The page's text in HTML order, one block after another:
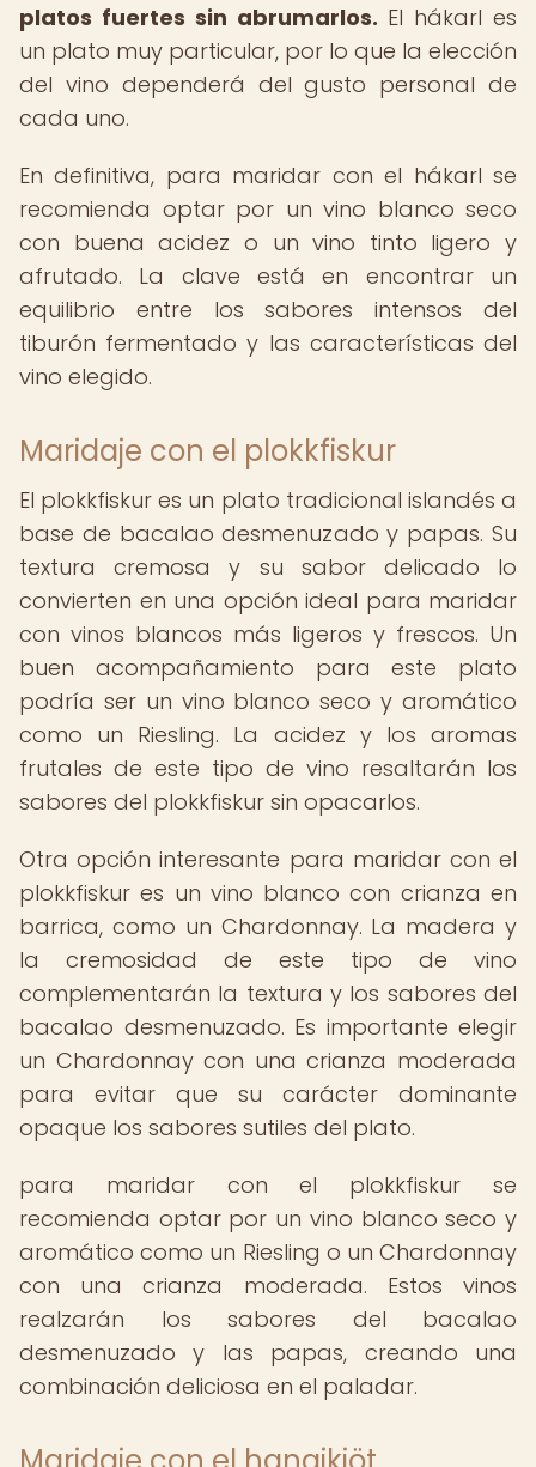
platos fuertes sin abrumarlos. El hákarl es
un plato muy particular, por lo que la elección
del vino dependerá del gusto personal de
cada uno.
En definitiva, para maridar con el hákarl se
recomienda optar por un vino blanco seco
con buena acidez o un vino tinto ligero y
afrutado. La clave está en encontrar un
equilibrio entre los sabores intensos del
tiburón fermentado y las características del
vino elegido.
Maridaje con el plokkfiskur
El plokkfiskur es un plato tradicional islandés a
base de bacalao desmenuzado y papas. Su
textura cremosa y su sabor delicado lo
convierten en una opción ideal para maridar
con vinos blancos más ligeros y frescos. Un
buen acompañamiento para este plato
podría ser un vino blanco seco y aromático
como un Riesling. La acidez y los aromas
frutales de este tipo de vino resaltarán los
sabores del plokkfiskur sin opacarlos.
Otra opción interesante para maridar con el
plokkfiskur es un vino blanco con crianza en
barrica, como un Chardonnay. La madera y
la cremosidad de este tipo de vino
complementarán la textura y los sabores del
bacalao desmenuzado. Es importante elegir
un Chardonnay con una crianza moderada
para evitar que su carácter dominante
opaque los sabores sutiles del plato.
para maridar con el plokkfiskur se
recomienda optar por un vino blanco seco y
aromático como un Riesling o un Chardonnay
con una crianza moderada. Estos vinos
realzarán los sabores del bacalao
desmenuzado y las papas, creando una
combinación deliciosa en el paladar.